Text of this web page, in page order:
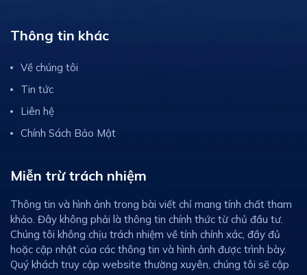
Thông tin khác
Về chúng tôi
Tin tức
Liên hệ
Chính Sách Bảo Mật
Miễn trừ trách nhiệm
Thông tin và hình ảnh trong bài viết chỉ mang tính chất tham
khảo. Đây không phải là thông tin chính thức từ chủ đầu tư.
Chúng tôi không chịu trách nhiệm về tính chính xác, đầy đủ
hoặc cập nhật của các thông tin và hình ảnh được trình bày.
Quý khách truy cập website thường xuyên, chúng tôi sẽ cập